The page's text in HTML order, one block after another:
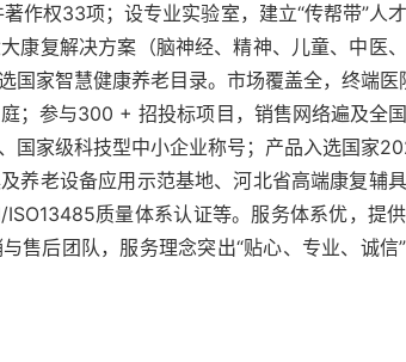
作权33项；设专业实验室，建立“传帮带”人
康复解决方案（脑神经、精神、儿童、中医、
国家智慧健康养老目录。市场覆盖全，终端
；参与300 + 招投标项目，销售网络遍及全
国家级科技型中小企业称号；产品入选国家
养老设备应用示范基地、河北省高端康复辅
质量体系认证等。服务体系优，提供
售后团队，服务理念突出“贴心、专业、诚信